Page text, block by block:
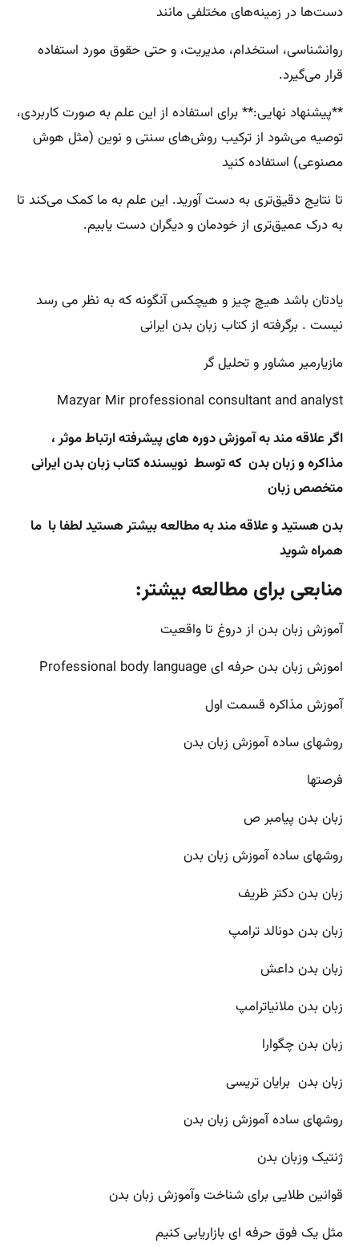
دست‌ها در زمینه‌های مختلفی مانند
روانشناسی، استخدام، مدیریت، و حتی حقوق مورد استفاده
قرار می‌گیرد.
**پیشنهاد نهایی:** برای استفاده از این علم به صورت کاربردی،
توصیه می‌شود از ترکیب روش‌های سنتی و نوین (مثل هوش
مصنوعی) استفاده کنید
تا نتایج دقیق‌تری به دست آورید. این علم به ما کمک می‌کند تا
به درک عمیق‌تری از خودمان و دیگران دست یابیم.
یادتان باشد هیچ چیز و هیچکس آنگونه که به نظر می رسد
نیست . برگرفته از کتاب زبان بدن ایرانی
مازیارمیر مشاور و تحلیل گر
Mazyar Mir professional consultant and analyst
اگر علاقه مند به آموزش دوره های پیشرفته ارتباط موثر ،
مذاکره و زبان بدن که توسط نویسنده کتاب زبان بدن ایرانی
متخصص زبان
بدن هستید و علاقه مند به مطالعه بیشتر هستید لطفا با ما
همراه شوید
منابعی برای مطالعه بیشتر:
آموزش زبان بدن از دروغ تا واقعیت
اموزش زبان بدن حرفه ای Professional body language
آموزش مذاکره قسمت اول
روشهای ساده آموزش زبان بدن
فرصتها
زبان بدن پیامبر ص
روشهای ساده آموزش زبان بدن
زبان بدن دکتر ظریف
زبان بدن دونالد ترامپ
زبان بدن داعش
زبان بدن ملانیاترامپ
زبان بدن چگوارا
زبان بدن برایان تریسی
روشهای ساده آموزش زبان بدن
ژنتیک وزبان بدن
قوانین طلایی برای شناخت وآموزش زبان بدن
مثل یک فوق حرفه ای بازاریابی کنیم